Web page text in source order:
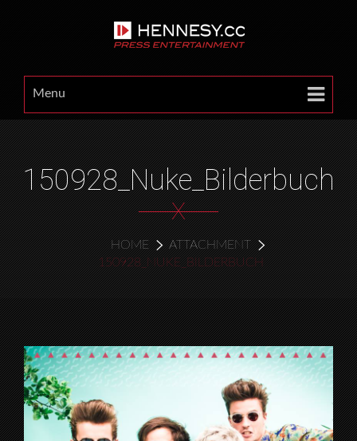
Menu
150928_Nuke_Bilderbuch
X
HOME
ATTACHMENT
150928_NUKE_BILDERBUCH